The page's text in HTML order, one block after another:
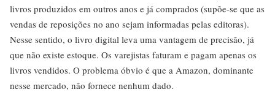
livros produzidos em outros anos e já comprados (supõe-se que as
vendas de reposições no ano sejam informadas pelas editoras).
Nesse sentido, o livro digital leva uma vantagem de precisão, já
que não existe estoque. Os varejistas faturam e pagam apenas os
livros vendidos. O problema óbvio é que a Amazon, dominante
nesse mercado, não fornece nenhum dado.